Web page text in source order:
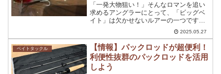
「一発大物狙い！」そんなロマンを追い
求めるアングラーにとって、「ビッグベ
イト」は欠かせないルアーの一つです。
その圧倒的な存在感と、時に爆発的な釣
果を叩き出す力は、多くのアングラーを
魅了し続けています。しかし、「本当に
釣れるの？」「どんなメリ...
2025.05.27
ベイトタックル
【情報】パックロッドが超便利！
利便性抜群のパックロッドを活用
しよう